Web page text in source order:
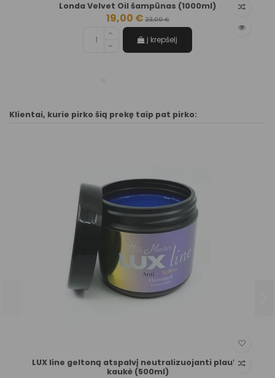
Londa Velvet Oil šampūnas (1000ml)
19,00 €23,00 €
Į krepšelį
Klientai, kurie pirko šią prekę taip pat pirko:
LUX line geltoną atspalvį neutralizuojanti plaukų
kaukė (500ml)